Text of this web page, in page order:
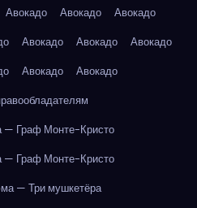
Авокадо Авокадо
Авокадо
Авокадо Авокадо
Авокадо
Авокадо
Авокадо
Граф Монте-Кристо
Граф Монте-Кристо
— Три мушкетёра